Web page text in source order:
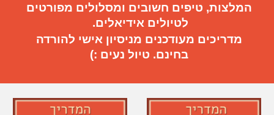
המלצות, טיפים חשובים ומסלולים מפורטים
לטיולים אידיאלים.
מדריכים מעודכנים מניסיון אישי להורדה
בחינם. טיול נעים :)